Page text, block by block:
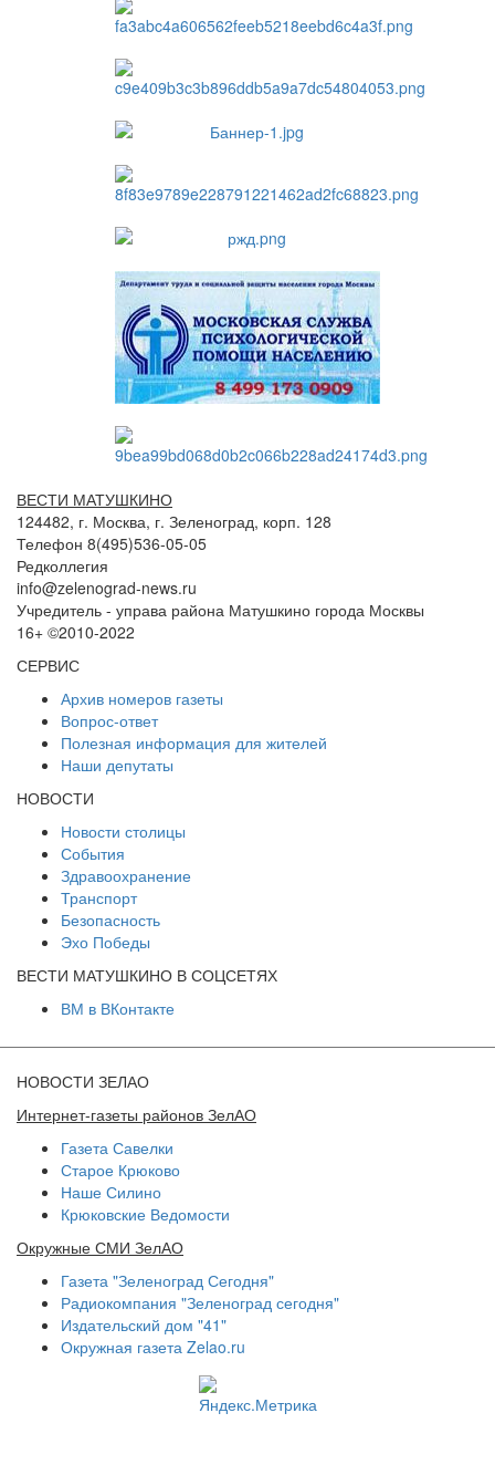
ВЕСТИ МАТУШКИНО
124482, г. Москва, г. Зеленоград, корп. 128
Телефон 8(495)536-05-05
Редколлегия
info@zelenograd-news.ru
Учредитель - управа района Матушкино города Москвы
16+ ©2010-2022
СЕРВИС
Архив номеров газеты
Вопрос-ответ
Полезная информация для жителей
Наши депутаты
НОВОСТИ
Новости столицы
События
Здравоохранение
Транспорт
Безопасность
Эхо Победы
ВЕСТИ МАТУШКИНО В СОЦСЕТЯХ
ВМ в ВКонтакте
НОВОСТИ ЗЕЛАО
Интернет-газеты районов ЗелАО
Газета Савелки
Старое Крюково
Наше Силино
Крюковские Ведомости
Окружные СМИ ЗелАО
Газета "Зеленоград Сегодня"
Радиокомпания "Зеленоград сегодня"
Издательский дом "41"
Окружная газета Zelao.ru